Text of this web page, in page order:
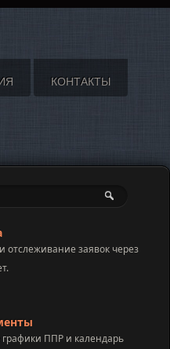
КОНТАКТЫ
отслеживание заявок через
графики ППР и календарь